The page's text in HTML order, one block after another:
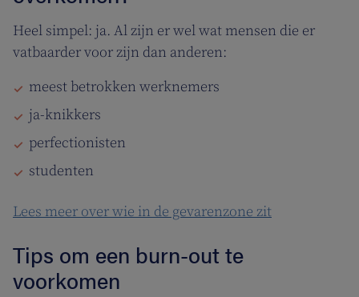
Heel simpel: ja. Al zijn er wel wat mensen die er
vatbaarder voor zijn dan anderen:
meest betrokken werknemers
ja-knikkers
perfectionisten
studenten
Lees meer over wie in de gevarenzone zit
Tips om een burn-out te
voorkomen